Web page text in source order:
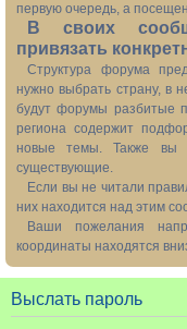
первую очередь, а
В своих
привязать
Структура форума
нужно выбрать страну, в
будут форумы разбитые
региона содержит
новые темы. Также вы
существующие.
Если вы не читали
них находится над этим
Ваши пожелания
координаты находятся
Выслать пароль